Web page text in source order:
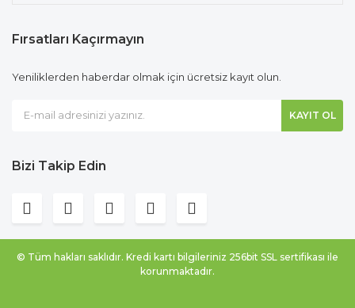
Fırsatları Kaçırmayın
Yeniliklerden haberdar olmak için ücretsiz kayıt olun.
KAYIT OL
Bizi Takip Edin
© Tüm hakları saklıdır. Kredi kartı bilgileriniz 256bit SSL sertifikası ile
korunmaktadır.